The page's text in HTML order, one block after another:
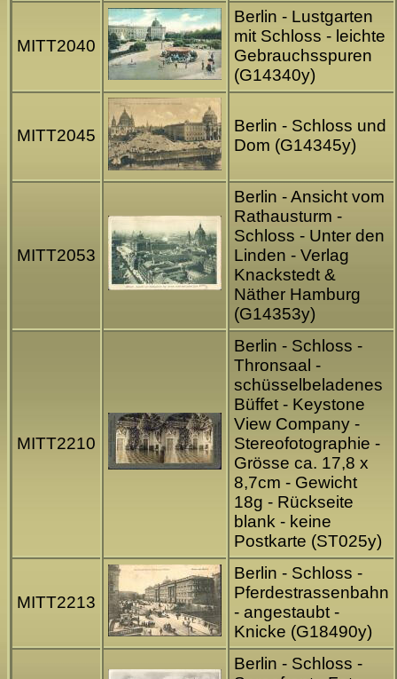
MITT2040
Berlin - Lustgarten
mit Schloss - leichte
Gebrauchsspuren
(G14340y)
MITT2045
Berlin - Schloss und
Dom (G14345y)
MITT2053
Berlin - Ansicht vom
Rathausturm -
Schloss - Unter den
Linden - Verlag
Knackstedt &
Näther Hamburg
(G14353y)
MITT2210
Berlin - Schloss -
Thronsaal -
schüsselbeladenes
Büffet - Keystone
View Company -
Stereofotographie -
Grösse ca. 17,8 x
8,7cm - Gewicht
18g - Rückseite
blank - keine
Postkarte (ST025y)
MITT2213
Berlin - Schloss -
Pferdestrassenbahn
- angestaubt -
Knicke (G18490y)
Berlin - Schloss -